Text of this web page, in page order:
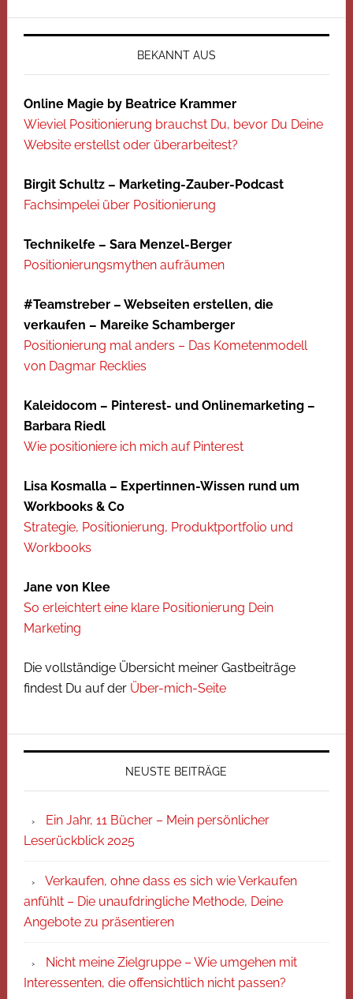
BEKANNT AUS
Online Magie by Beatrice Krammer
Wieviel Positionierung brauchst Du, bevor Du Deine
Website erstellst oder überarbeitest?
Birgit Schultz – Marketing-Zauber-Podcast
Fachsimpelei über Positionierung
Technikelfe – Sara Menzel-Berger
Positionierungsmythen aufräumen
#Teamstreber – Webseiten erstellen, die
verkaufen – Mareike Schamberger
Positionierung mal anders – Das Kometenmodell
von Dagmar Recklies
Kaleidocom – Pinterest- und Onlinemarketing –
Barbara Riedl
Wie positioniere ich mich auf Pinterest
Lisa Kosmalla – Expertinnen-Wissen rund um
Workbooks & Co
Strategie, Positionierung, Produktportfolio und
Workbooks
Jane von Klee
So erleichtert eine klare Positionierung Dein
Marketing
Die vollständige Übersicht meiner Gastbeiträge
findest Du auf der Über-mich-Seite
NEUSTE BEITRÄGE
Ein Jahr, 11 Bücher – Mein persönlicher
Leserückblick 2025
Verkaufen, ohne dass es sich wie Verkaufen
anfühlt – Die unaufdringliche Methode, Deine
Angebote zu präsentieren
Nicht meine Zielgruppe – Wie umgehen mit
Interessenten, die offensichtlich nicht passen?